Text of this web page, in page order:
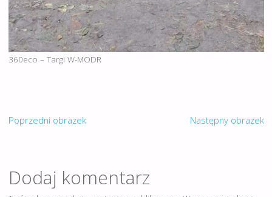
360eco – Targi W-MODR
Poprzedni obrazek Następny obrazek
Dodaj komentarz